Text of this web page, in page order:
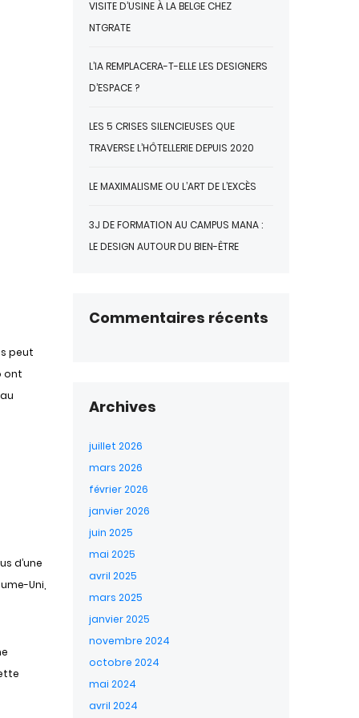
peut
ont
d’une
Uni,
VISITE D’USINE À LA BELGE CHEZ
NTGRATE
L’IA REMPLACERA-T-ELLE LES DESIGNERS
D’ESPACE ?
LES 5 CRISES SILENCIEUSES QUE
TRAVERSE L’HÔTELLERIE DEPUIS 2020
LE MAXIMALISME OU L’ART DE L’EXCÈS
3J DE FORMATION AU CAMPUS MANA :
LE DESIGN AUTOUR DU BIEN-ÊTRE
Commentaires récents
Archives
juillet 2026
mars 2026
février 2026
janvier 2026
juin 2025
mai 2025
avril 2025
mars 2025
janvier 2025
novembre 2024
octobre 2024
mai 2024
avril 2024